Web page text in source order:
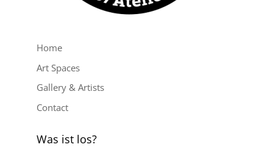
Home
Art Spaces
Gallery & Artists
Contact
Was ist los?